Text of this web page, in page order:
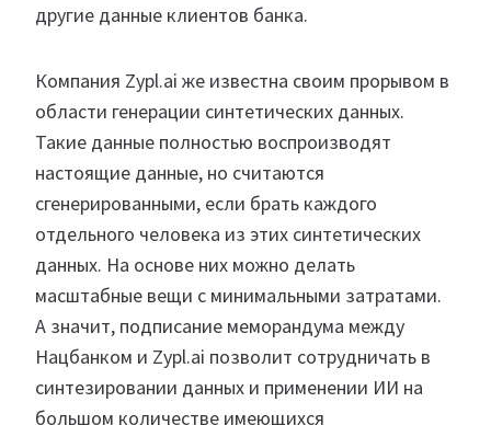
другие данные клиентов банка.
Компания Zypl.ai же известна своим прорывом в
области генерации синтетических данных.
Такие данные полностью воспроизводят
настоящие данные, но считаются
сгенерированными, если брать каждого
отдельного человека из этих синтетических
данных. На основе них можно делать
масштабные вещи с минимальными затратами.
А значит, подписание меморандума между
Нацбанком и Zypl.ai позволит сотрудничать в
синтезировании данных и применении ИИ на
большом количестве имеющихся